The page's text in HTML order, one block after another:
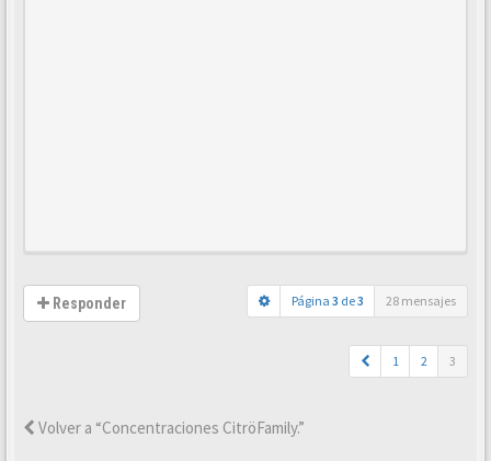
Responder Página 3 de3 28 mensajes
1 2 3
Volver a “Concentraciones CitröFamily.”